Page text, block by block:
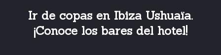
Ir de copas en Ibiza Ushuaïa.
¡Conoce los bares del hotel!